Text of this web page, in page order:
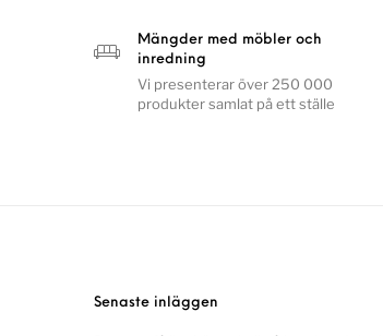
Mängder med möbler och
inredning
Vi presenterar över 250 000
produkter samlat på ett ställe
Senaste inläggen